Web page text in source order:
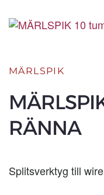
MÄRLSPIK
RÄNNA
Splitsverktyg till